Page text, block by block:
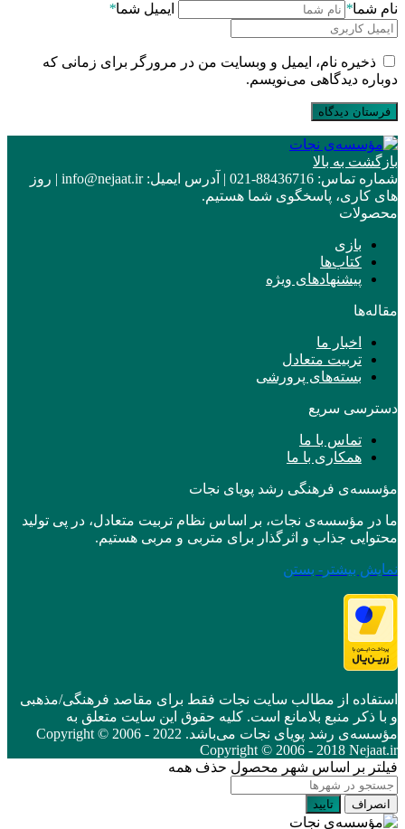
نام شما* ایمیل شما*
ذخیره نام، ایمیل و وبسایت من در مرورگر برای زمانی که
دوباره دیدگاهی می‌نویسم.
بازگشت به بالا
شماره تماس: 88436716-021
| آدرس ایمیل: info@nejaat.ir
| روز
های کاری، پاسخگوی شما هستیم.
محصولات
بازی
کتاب‌ها
پیشنهادهای ویژه
مقاله‌ها
اخبار ما
تربیت متعادل
بسته‌های پرورشی
دسترسی سریع
تماس با ما
همکاری با ما
مؤسسه‌ی فرهنگی رشد پویای نجات
ما در مؤسسه‌ی نجات، بر اساس نظام تربیت متعادل، در پی تولید
محتوایی جذاب و اثرگذار برای متربی و مربی هستیم.
نمایش بیشتر - بستن
استفاده از مطالب سایت نجات فقط برای مقاصد فرهنگی/مذهبی
و با ذکر منبع بلامانع است. کلیه حقوق این سایت متعلق به
مؤسسه‌ی رشد پویای نجات می‌باشد. Copyright © 2006 - 2022
Copyright © 2006 - 2018 Nejaat.ir
فیلتر بر اساس شهر محصول حذف همه
انصراف تایید